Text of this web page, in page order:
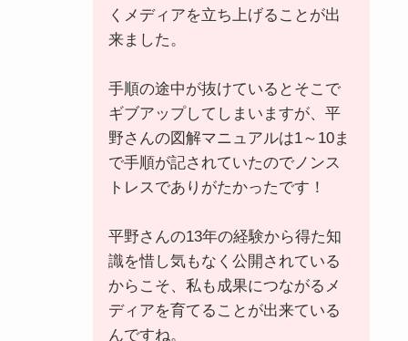
くメディアを立ち上げることが出
来ました。
手順の途中が抜けているとそこで
ギブアップしてしまいますが、平
野さんの図解マニュアルは1～10ま
で手順が記されていたのでノンス
トレスでありがたかったです！
平野さんの13年の経験から得た知
識を惜し気もなく公開されている
からこそ、私も成果につながるメ
ディアを育てることが出来ている
んですね。